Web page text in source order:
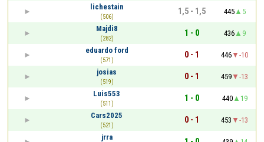
lichestain
(506)
1,5 - 1,5 445
5
Majdi8
(282)
1 - 0 436
9
eduardo ford
(571)
0 - 1 446
-10
josias
(519)
0 - 1 459
-13
Luis553
(511)
1 - 0 440
19
Cars2025
(521)
0 - 1 453
-13
jrra